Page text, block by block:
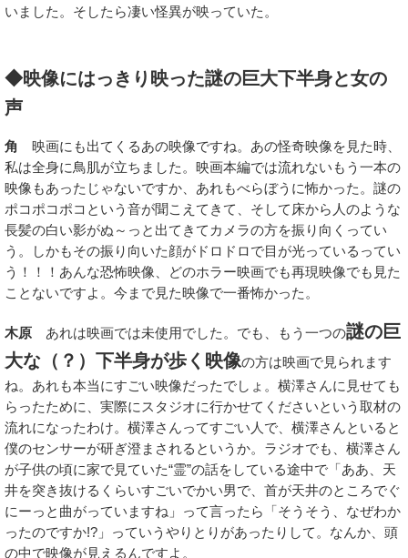
いました。そしたら凄い怪異が映っていた。
◆映像にはっきり映った謎の巨大下半身と女の
声
角
映画にも出てくるあの映像ですね。あの怪奇映像を見た時、
私は全身に鳥肌が立ちました。映画本編では流れないもう一本の
映像もあったじゃないですか、あれもべらぼうに怖かった。謎の
ポコポコポコという音が聞こえてきて、そして床から人のような
長髪の白い影がぬ～っと出てきてカメラの方を振り向くってい
う。しかもその振り向いた顔がドロドロで目が光っているってい
う！！！あんな恐怖映像、どのホラー映画でも再現映像でも見た
ことないですよ。今まで見た映像で一番怖かった。
木原 あれは映画では未使用でした。でも、もう一つの謎の巨
大な（？）下半身が歩く映像の方は映画で見られます
ね。あれも本当にすごい映像だったでしょ。横澤さんに見せても
らったために、実際にスタジオに行かせてくださいという取材の
流れになったわけ。横澤さんってすごい人で、横澤さんといると
僕のセンサーが研ぎ澄まされるというか。ラジオでも、横澤さん
が子供の頃に家で見ていた“霊”の話をしている途中で「ああ、天
井を突き抜けるくらいすごいでかい男で、首が天井のところでぐ
にーっと曲がっていますね」って言ったら「そうそう、なぜわか
ったのですか!?」っていうやりとりがあったりして。なんか、頭
の中で映像が見えるんですよ。